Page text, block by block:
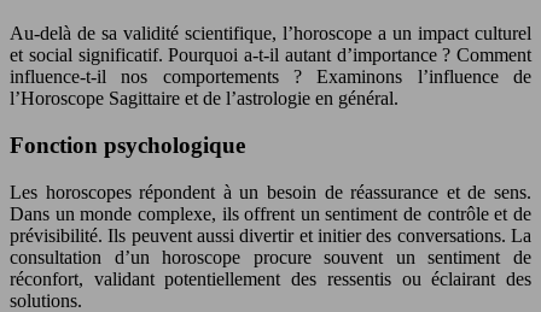
Au-delà de sa validité scientifique, l’horoscope a un impact culturel
et social significatif. Pourquoi a-t-il autant d’importance ? Comment
influence-t-il nos comportements ? Examinons l’influence de
l’Horoscope Sagittaire et de l’astrologie en général.
Fonction psychologique
Les horoscopes répondent à un besoin de réassurance et de sens.
Dans un monde complexe, ils offrent un sentiment de contrôle et de
prévisibilité. Ils peuvent aussi divertir et initier des conversations. La
consultation d’un horoscope procure souvent un sentiment de
réconfort, validant potentiellement des ressentis ou éclairant des
solutions.